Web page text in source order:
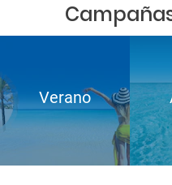
Verano